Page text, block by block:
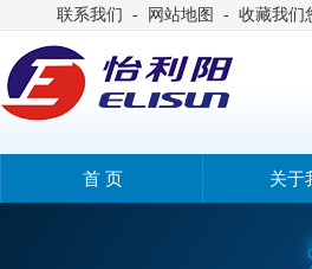
联系我们 - 网站地图 - 收藏我们
首 页 关于
关于